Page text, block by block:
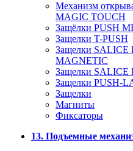
Механизм
MAGIC TOUCH
Защёлки PUSH
Защелки T-PUSH
Защелки SALICE
MAGNETIC
Защелки SALICE
Защелки PUSH-
Защелки
Магниты
Фиксаторы
13. Подъемные